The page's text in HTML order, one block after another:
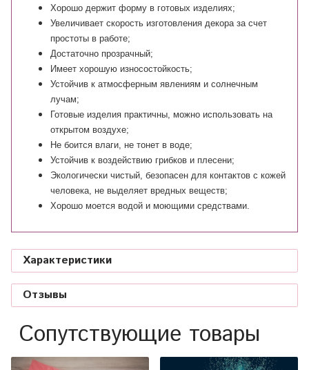
Хорошо держит форму в готовых изделиях;
Увеличивает скорость изготовления декора за счет
простоты в работе;
Достаточно прозрачный;
Имеет хорошую износостойкость;
Устойчив к атмосферным явлениям и солнечным
лучам;
Готовые изделия практичны, можно использовать на
открытом воздухе;
Не боится влаги, не тонет в воде;
Устойчив к воздействию грибков и плесени;
Экологически чистый, безопасен для контактов с кожей
человека, не выделяет вредных веществ;
Хорошо моется водой и моющими средствами.
Характеристики
Отзывы
Сопутствующие товары